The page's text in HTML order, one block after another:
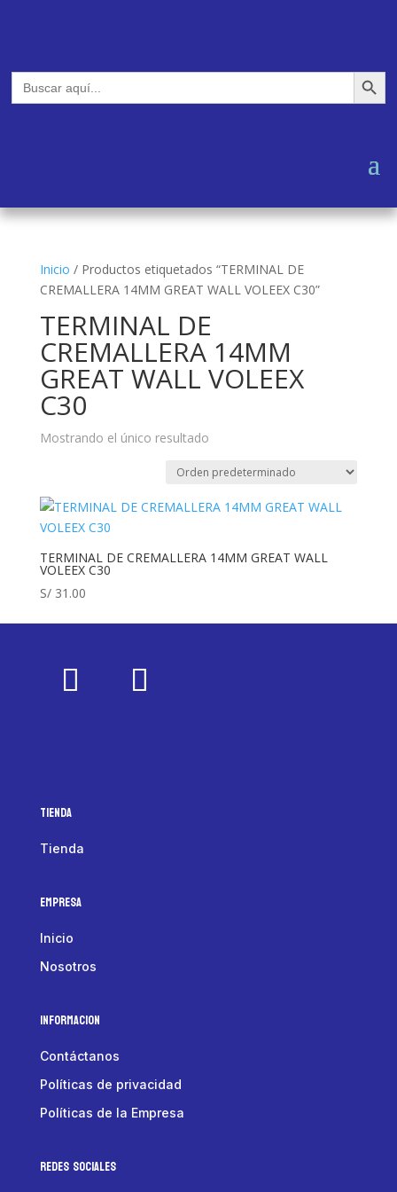
Buscar: Botón de
Inicio / Productos etiquetados “TERMINAL DE
CREMALLERA 14MM GREAT WALL VOLEEX C30”
TERMINAL DE
CREMALLERA 14MM
GREAT WALL VOLEEX
C30
Mostrando el único resultado
TERMINAL DE CREMALLERA 14MM GREAT WALL
VOLEEX C30
S/31.00
Tienda
Tienda
Empresa
Inicio
Nosotros
Informacion
Contáctanos
Políticas de privacidad
Políticas de la Empresa
Redes Sociales